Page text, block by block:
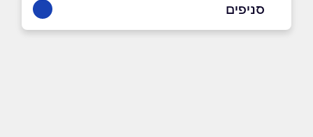
בפייסבוק באינסטגרם
סניפים